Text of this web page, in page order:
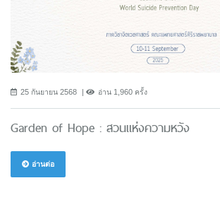
25 กันยายน 2568 อ่าน 1,960 ครั้ง
Garden of Hope : สวนแห่งความหวัง
อ่านต่อ